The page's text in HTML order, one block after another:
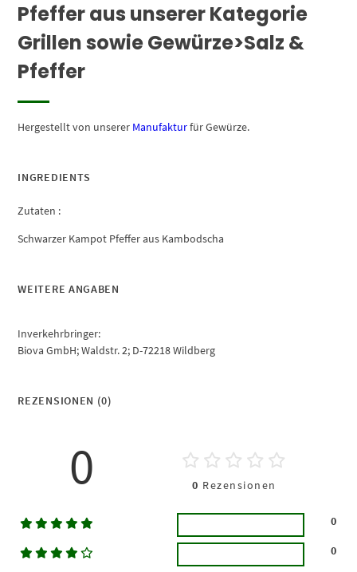
Pfeffer aus unserer Kategorie
Grillen sowie Gewürze>Salz &
Pfeffer
Hergestellt von unserer Manufakturfür Gewürze.
INGREDIENTS
Zutaten :
Schwarzer Kampot Pfeffer aus Kambodscha
WEITERE ANGABEN
Inverkehrbringer:
Biova GmbH; Waldstr. 2; D-72218 Wildberg
REZENSIONEN (0)
0 0 Rezensionen
0
0